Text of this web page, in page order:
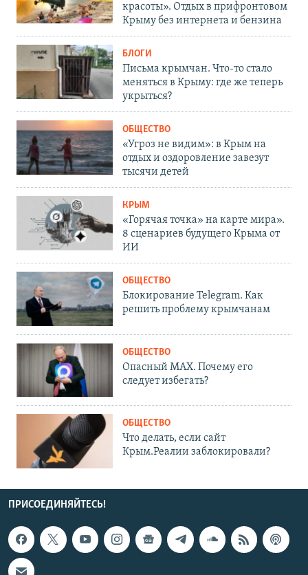
красоты». Отдых в прифронтовом
Крыму без интернета и бензина
БЛОГИ
Письма крымчан. Что-то стало
меняться в Крыму: где же теперь
укрыться?
ОБЩЕСТВО
«Угроз не видим»: в Крым на
отдых и оздоровление завезут
тысячи детей
КРЫМ
«Горячая точка» на карте мира».
8 сценариев будущего Крыма от
ИИ
ОБЩЕСТВО
Блокирование Telegram. Как
решить проблему крымчанам
ОБЩЕСТВО
Опасный MAX. Почему его
следует избегать?
ОБЩЕСТВО
Что делать, если сайт
Крым.Реалии заблокировали?
ПРИСОЕДИНЯЙТЕСЬ!